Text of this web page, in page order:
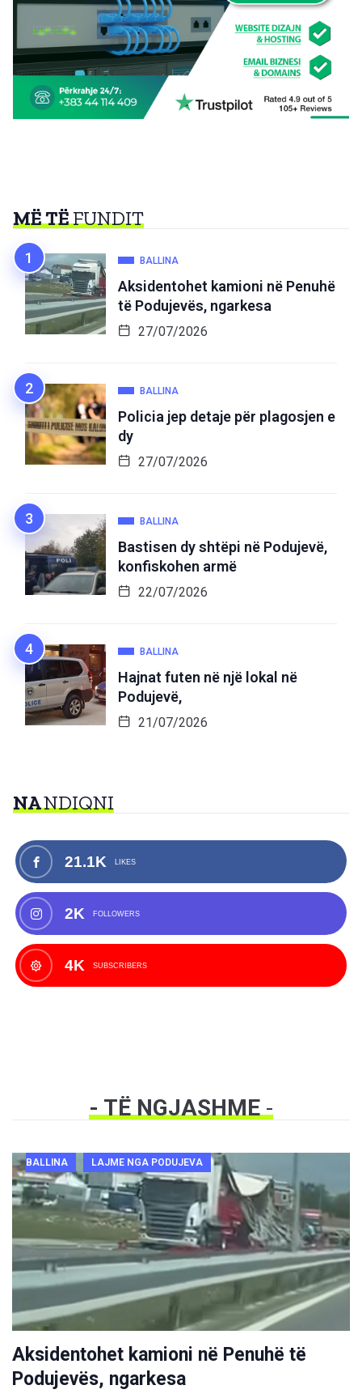
MË TËFUNDIT
BALLINA
Aksidentohet kamioni në Penuhë
të Podujevës, ngarkesa
27/07/2026
BALLINA
Policia jep detaje për plagosjen e
dy
27/07/2026
BALLINA
Bastisen dy shtëpi në Podujevë,
konfiskohen armë
22/07/2026
BALLINA
Hajnat futen në një lokal në
Podujevë,
21/07/2026
NANDIQNI
21.1K LIKES
2K FOLLOWERS
4K SUBSCRIBERS
- TË NGJASHME-
BALLINA LAJME NGA PODUJEVA
Aksidentohet kamioni në Penuhë të
Podujevës, ngarkesa